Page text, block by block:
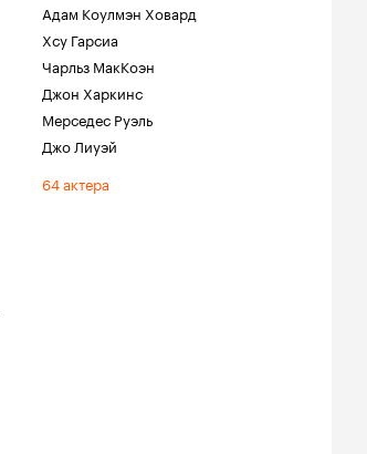
Адам Коулмэн Ховард
Хсу Гарсиа
Чарльз МакКоэн
Джон Харкинс
Мерседес Руэль
Джо Лиуэй
64 актера